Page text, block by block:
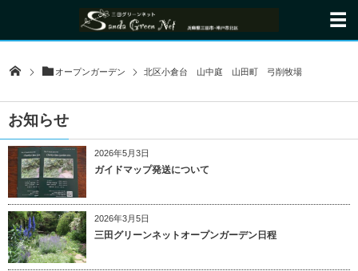
オープンガーデン 北区小倉台 山中庭 山田町 弓削牧場
お知らせ
2026年5月3日
ガイドマップ発送について
2026年3月5日
三田グリーンネットオープンガーデン日程